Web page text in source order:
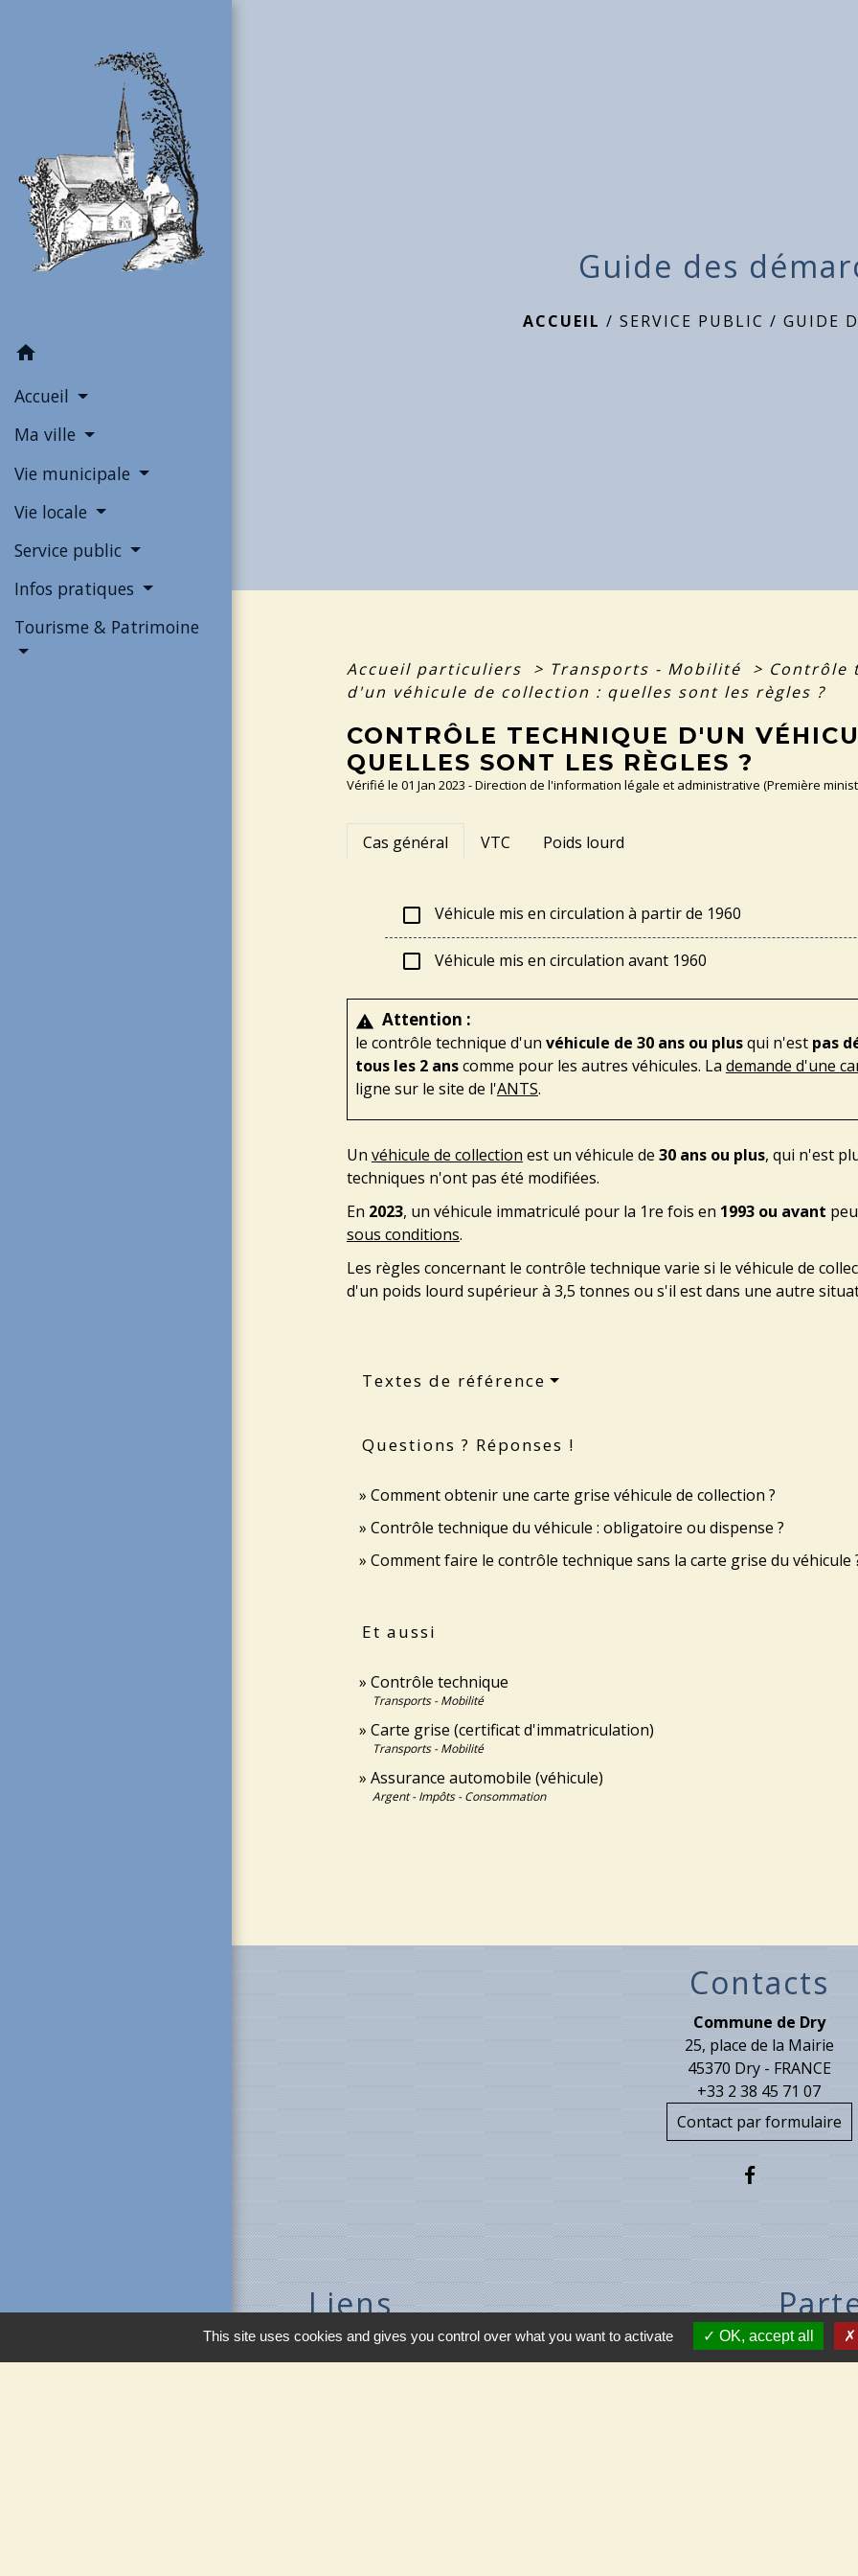
home
Accueil
Ma ville
Vie municipale
Vie locale
Service public
Infos pratiques
Tourisme & Patrimoine
Guide des
ACCUEIL /SERVICE PUBLIC /GUIDE
Accueil particuliers > Transports - Mobilité > Contrôle
d'un véhicule de collection : quelles sont les règles ?
CONTRÔLE TECHNIQUE D'UN
QUELLES SONT LES RÈGLES ?
Vérifié le 01 Jan 2023 - Direction de l'information légale et administrative (Première
Cas général VTC Poids lourd
check_box_outline_blank Véhicule mis en circulation à partir de 1960
check_box_outline_blank Véhicule mis en circulation avant 1960
warning Attention :
le contrôle technique d'un véhicule de 30 ans ou plusqui n'est pas
tous les 2 anscomme pour les autres véhicules. La demande d'une
ligne sur le site de l'ANTS.
Un véhicule de collection est un véhicule de 30 ans ou plus, qui n'est
techniques n'ont pas été modifiées.
En 2023, un véhicule immatriculé pour la 1re fois en 1993 ou avant
sous conditions.
Les règles concernant le contrôle technique varie si le véhicule de
d'un poids lourd supérieur à 3,5 tonnes ou s'il est dans une autre
Textes de référence
Questions ? Réponses !
Comment obtenir une carte grise véhicule de collection ?
Contrôle technique du véhicule : obligatoire ou dispense ?
Comment faire le contrôle technique sans la carte grise du véhicule
Et aussi
Contrôle technique
Transports - Mobilité
Carte grise (certificat d'immatriculation)
Transports - Mobilité
Assurance automobile (véhicule)
Argent - Impôts - Consommation
Contacts
Commune de Dry
25, place de la Mairie
45370 Dry - FRANCE
+33 2 38 45 71 07
Contact par formulaire
Liens
Ministère de l'intérieur
This site uses cookies and gives you control over what you want to activate OK, accept all